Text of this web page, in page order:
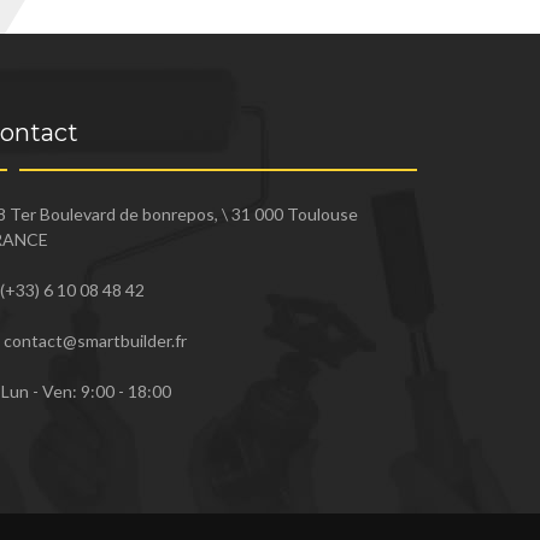
Ter Boulevard de bonrepos, \ 31 000 Toulouse
6 10 08 48 42
contact@smartbuilder.fr
- Ven: 9:00 - 18:00